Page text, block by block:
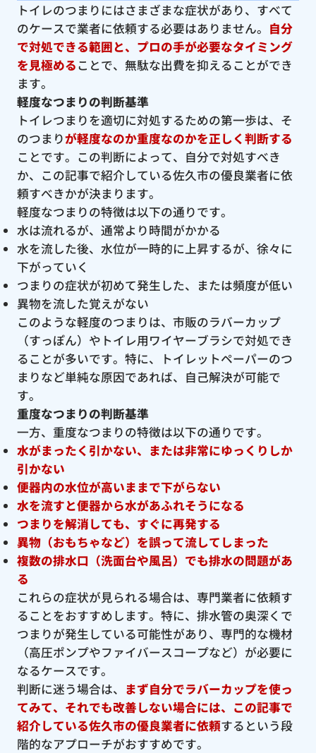
トイレのつまりにはさまざまな症状があり、すべて
のケースで業者に依頼する必要はありません。 自分
で対処できる範囲と、プロの手が必要なタイミング
を見極めることで、無駄な出費を抑えることができ
ます。
軽度なつまりの判断基準
トイレつまりを適切に対処するための第一歩は、そ
のつまりが軽度なのか重度なのかを正しく判断する
ことです。この判断によって、自分で対処すべき
か、この記事で紹介している佐久市の優良業者に依
頼すべきかが決まります。
軽度なつまりの特徴は以下の通りです。
水は流れるが、通常より時間がかかる
水を流した後、水位が一時的に上昇するが、徐々に
下がっていく
つまりの症状が初めて発生した、または頻度が低い
異物を流した覚えがない
このような軽度のつまりは、市販のラバーカップ
（すっぽん）やトイレ用ワイヤーブラシで対処でき
ることが多いです。特に、トイレットペーパーのつ
まりなど単純な原因であれば、自己解決が可能で
す。
重度なつまりの判断基準
一方、重度なつまりの特徴は以下の通りです。
水がまったく引かない、または非常にゆっくりしか
引かない
便器内の水位が高いままで下がらない
水を流すと便器から水があふれそうになる
つまりを解消しても、すぐに再発する
異物（おもちゃなど）を誤って流してしまった
複数の排水口（洗面台や風呂）でも排水の問題があ
る
これらの症状が見られる場合は、専門業者に依頼す
ることをおすすめします。特に、排水管の奥深くで
つまりが発生している可能性があり、専門的な機材
（高圧ポンプやファイバースコープなど）が必要に
なるケースです。
判断に迷う場合は、 まず自分でラバーカップを使っ
てみて、それでも改善しない場合には、この記事で
紹介している佐久市の優良業者に依頼するという段
階的なアプローチがおすすめです。